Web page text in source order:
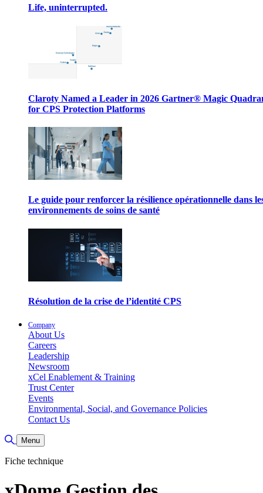
Life, uninterrupted.
Claroty Named a Leader in 2026 Gartner® Magic
for CPS Protection Platforms
Le guide pour renforcer la résilience opérationnelle dans
environnements de soins de santé
Résolution de la crise de l’identité CPS
Company
About Us
Careers
Leadership
Newsroom
xCel Enablement & Training
Trust Center
Events
Environmental, Social, and Governance Policies
Contact Us
Basculer la recherche
Menu
Fiche technique